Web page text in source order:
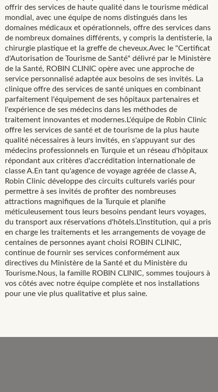
offrir des services de haute qualité dans le tourisme médical
mondial, avec une équipe de noms distingués dans les
domaines médicaux et opérationnels, offre des services dans
de nombreux domaines différents, y compris la dentisterie, la
chirurgie plastique et la greffe de cheveux.Avec le "Certificat
d'Autorisation de Tourisme de Santé" délivré par le Ministère
de la Santé, ROBIN CLINIC opère avec une approche de
service personnalisé adaptée aux besoins de ses invités. La
clinique offre des services de santé uniques en combinant
parfaitement l'équipement de ses hôpitaux partenaires et
l'expérience de ses médecins dans les méthodes de
traitement innovantes et modernes.L'équipe de Robin Clinic
offre les services de santé et de tourisme de la plus haute
qualité nécessaires à leurs invités, en s'appuyant sur des
médecins professionnels en Turquie et un réseau d'hôpitaux
répondant aux critères d'accréditation internationale de
classe A.En tant qu'agence de voyage agréée de classe A,
Robin Clinic développe des circuits culturels variés pour
permettre à ses invités de profiter des nombreuses
attractions magnifiques de la Turquie et planifie
méticuleusement tous leurs besoins pendant leurs voyages,
du transport aux réservations d'hôtels.L'institution, qui a pris
en charge les traitements et les arrangements de voyage de
centaines de personnes ayant choisi ROBIN CLINIC,
continue de fournir ses services conformément aux
directives du Ministère de la Santé et du Ministère du
Tourisme.Nous, la famille ROBIN CLINIC, sommes toujours à
vos côtés avec notre équipe complète et nos installations
pour une vie plus qualitative et plus saine.